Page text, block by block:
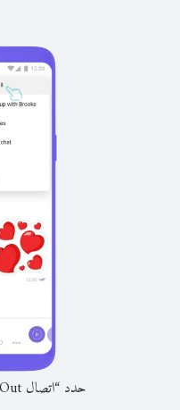
حدد “اتصال Viber Out” من عنوان المحادثة